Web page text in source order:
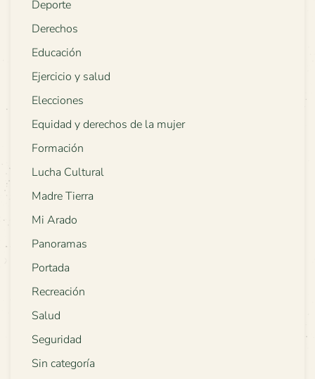
Deporte
Derechos
Educación
Ejercicio y salud
Elecciones
Equidad y derechos de la mujer
Formación
Lucha Cultural
Madre Tierra
Mi Arado
Panoramas
Portada
Recreación
Salud
Seguridad
Sin categoría